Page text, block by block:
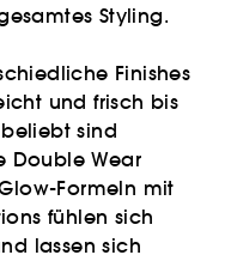
Styling.
Finishes
und frisch bis
sind
Double Wear
Formeln mit
fühlen sich
lassen sich